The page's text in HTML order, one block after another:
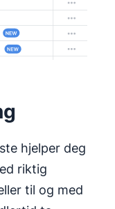
hjelper deg
riktig
til og med